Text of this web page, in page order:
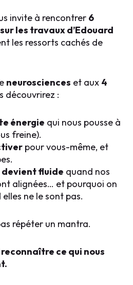
invite à rencontrer 6
les travaux d’Edouard
les ressorts cachés de
neurosciences et aux 4
découvrirez :
énergie qui nous pousse à
freine).
pour vous-même, et
devient fluide quand nos
alignées… et pourquoi on
elles ne le sont pas.
répéter un mantra.
ce qui nous